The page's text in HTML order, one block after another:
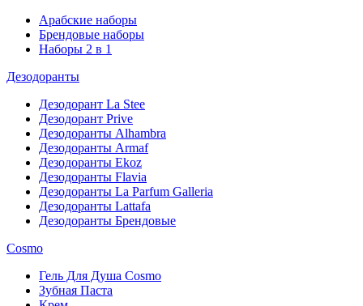
Арабские наборы
Брендовые наборы
Наборы 2 в 1
Дезодоранты
Дезодорант La Stee
Дезодорант Prive
Дезодоранты Alhambra
Дезодоранты Armaf
Дезодоранты Ekoz
Дезодоранты Flavia
Дезодоранты La Parfum Galleria
Дезодоранты Lattafa
Дезодоранты Брендовые
Cosmo
Гель Для Душа Cosmo
Зубная Паста